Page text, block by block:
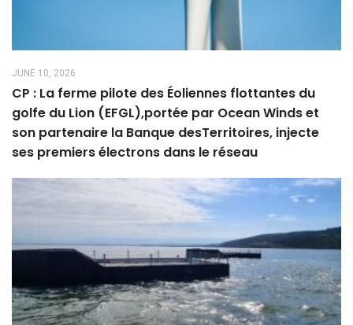
JUNE 10, 2026
CP : La ferme pilote des Éoliennes flottantes du
golfe du Lion (EFGL),portée par Ocean Winds et
son partenaire la Banque desTerritoires, injecte
ses premiers électrons dans le réseau